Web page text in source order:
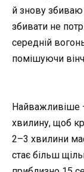
й знову
збивати не
середній
помішуючи
Найважливіше
хвилину, щоб
2–3 хвилини
стає більш